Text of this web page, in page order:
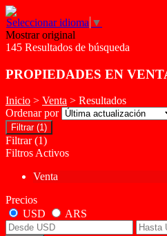
Seleccionar idioma ▼
Mostrar original
145 Resultados de búsqueda
PROPIEDADES EN
Inicio > Venta > Resultados
Ordenar por
Filtrar (1)
Filtrar (1)
Filtros Activos
Venta
Precios
USD
ARS